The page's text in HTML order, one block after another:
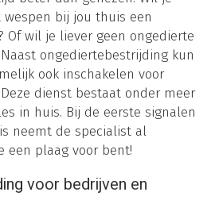
wespen bij jou thuis een
Of wil je liever geen ongedierte
ongediertebestrijding kun
ook inschakelen voor
dienst bestaat onder meer
in huis. Bij de eerste signalen
neemt de specialist al
een plaag voor bent!
voor bedrijven en